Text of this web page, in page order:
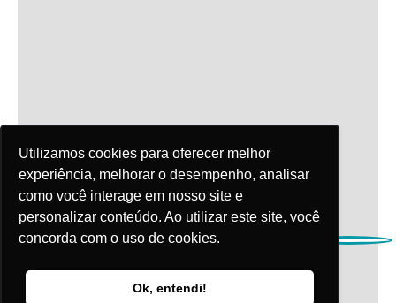
Utilizamos cookies para oferecer melhor
experiência, melhorar o desempenho, analisar
como você interage em nosso site e
personalizar conteúdo. Ao utilizar este site, você
concorda com o uso de cookies.
Ok, entendi!